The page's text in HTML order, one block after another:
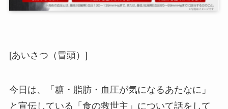
[あいさつ（冒頭）]
今日は、「糖・脂肪・血圧が気になるあたなに」
と宣伝している「食の救世主」について話をして